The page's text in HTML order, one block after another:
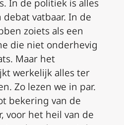
In de politiek is alles
vatbaar. In de
zoiets als een
die niet onderhevig
Maar het
werkelijk alles ter
Zo lezen we in par.
bekering van de
voor het heil van de